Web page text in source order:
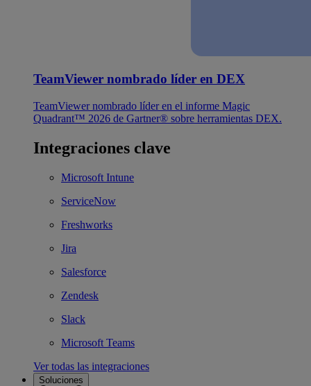
TeamViewer nombrado líder en DEX
TeamViewer nombrado líder en el informe Magic
Quadrant™ 2026 de Gartner® sobre herramientas DEX.
Integraciones clave
Microsoft Intune
ServiceNow
Freshworks
Jira
Salesforce
Zendesk
Slack
Microsoft Teams
Ver todas las integraciones
Soluciones